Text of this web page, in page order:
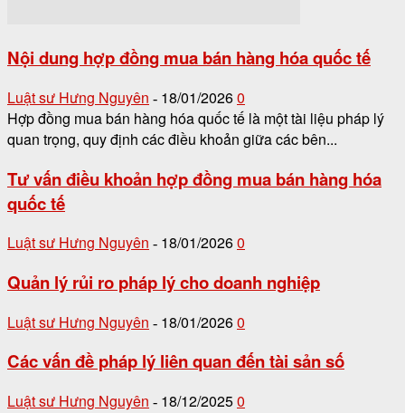
Nội dung hợp đồng mua bán hàng hóa quốc tế
Luật sư Hưng Nguyên - 18/01/20260
Hợp đồng mua bán hàng hóa quốc tế là một tài liệu pháp lý
quan trọng, quy định các điều khoản giữa các bên...
Tư vấn điều khoản hợp đồng mua bán hàng hóa
quốc tế
Luật sư Hưng Nguyên - 18/01/20260
Quản lý rủi ro pháp lý cho doanh nghiệp
Luật sư Hưng Nguyên - 18/01/20260
Các vấn đề pháp lý liên quan đến tài sản số
Luật sư Hưng Nguyên - 18/12/20250